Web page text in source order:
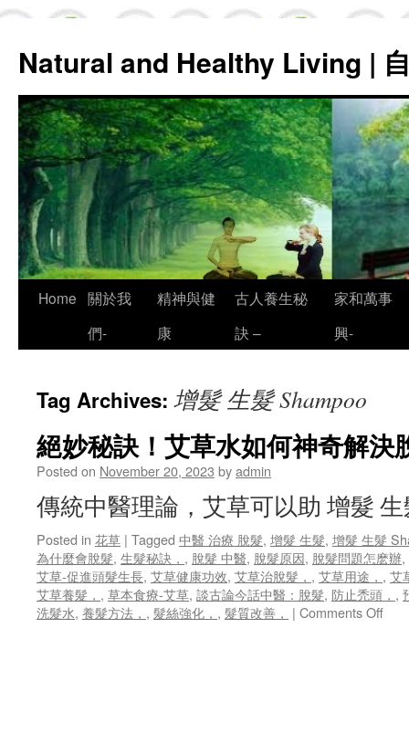
Natural and Healthy Living |
Skip
Home 關於我
們-
精神與健
康
古人養生秘
訣 –
家和萬事
興-
Tag Archives: 增髮 生髮 Shampoo
絕妙秘訣！艾草水如何神奇解決
Posted on November 20, 2023 byadmin
傳統中醫理論，艾草可以助 增髮
Posted in 花草 | Tagged 中醫 治療 脫髮, 增髮 生髮, 增髮 生髮
為什麼會脫髮, 生髮秘訣， , 脫髮 中醫, 脫髮原因, 脫髮問題怎麽辦,
艾草-促進頭髮生長, 艾草健康功效, 艾草治脫髮， , 艾草用途， , 艾
艾草養髮， , 草本食療-艾草, 談古論今話中醫：脫髮, 防止禿頭， ,
洗髮水, 養髮方法， , 髮絲強化， , 髮質改善， | Comments Offon